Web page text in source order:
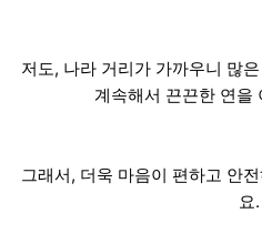
저도, 나라 거리가 가까우니 많
계속해서 끈끈한 연을
그래서, 더욱 마음이 편하고 안
요.